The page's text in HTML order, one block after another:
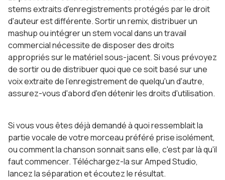
stems extraits d'enregistrements protégés par le droit
d'auteur est différente. Sortir un remix, distribuer un
mashup ou intégrer un stem vocal dans un travail
commercial nécessite de disposer des droits
appropriés sur le matériel sous-jacent. Si vous prévoyez
de sortir ou de distribuer quoi que ce soit basé sur une
voix extraite de l'enregistrement de quelqu'un d'autre,
assurez-vous d'abord d'en détenir les droits d'utilisation.
Si vous vous êtes déjà demandé à quoi ressemblait la
partie vocale de votre morceau préféré prise isolément,
ou comment la chanson sonnait sans elle, c'est par là qu'il
faut commencer. Téléchargez-la sur Amped Studio,
lancez la séparation et écoutez le résultat.